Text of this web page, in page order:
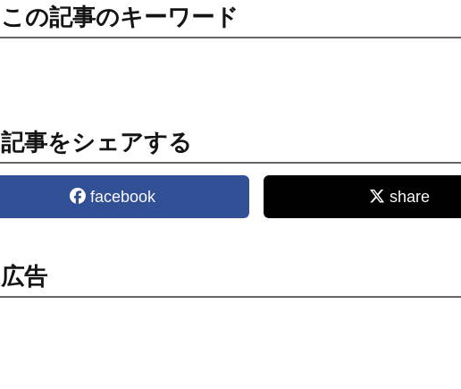
この記事のキーワード
記事をシェアする
facebook share
広告